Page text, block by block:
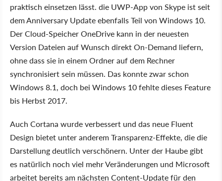
praktisch einsetzen lässt. die UWP-App von Skype ist seit
dem Anniversary Update ebenfalls Teil von Windows 10.
Der Cloud-Speicher OneDrive kann in der neuesten
Version Dateien auf Wunsch direkt On-Demand liefern,
ohne dass sie in einem Ordner auf dem Rechner
synchronisiert sein müssen. Das konnte zwar schon
Windows 8.1, doch bei Windows 10 fehlte dieses Feature
bis Herbst 2017.
Auch Cortana wurde verbessert und das neue Fluent
Design bietet unter anderem Transparenz-Effekte, die die
Darstellung deutlich verschönern. Unter der Haube gibt
es natürlich noch viel mehr Veränderungen und Microsoft
arbeitet bereits am nächsten Content-Update für den